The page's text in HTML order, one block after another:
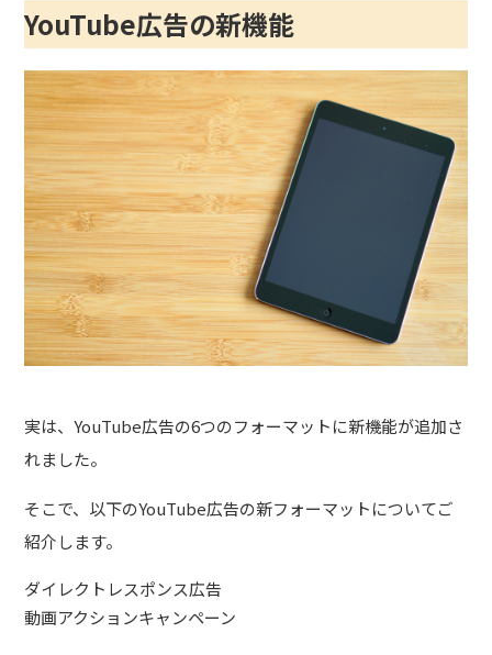
YouTube広告の新機能
実は、YouTube広告の6つのフォーマットに新機能が追加さ
れました。
そこで、以下のYouTube広告の新フォーマットについてご
紹介します。
ダイレクトレスポンス広告
動画アクションキャンペーン